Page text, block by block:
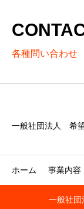
各種問い合わせ
一般社団法人 希
ホーム 事業内容
一般社